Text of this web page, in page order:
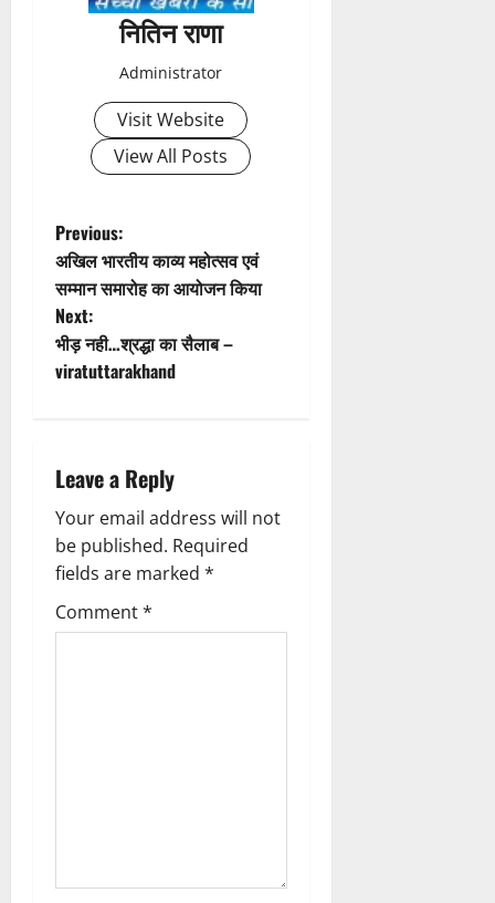
t
i
o
n
नितिन राणा
Administrator
Visit Website
View All Posts
P
o
s
t
a
v
i
g
Previous:
अखिल भारतीय काव्य महोत्सव एवं
सम्मान समारोह का आयोजन किया
Next:
भीड़ नही…श्रद्धा का सैलाब –
viratuttarakhand
Leave a Reply
Your email address will not
be published. Required
fields are marked *
Comment*